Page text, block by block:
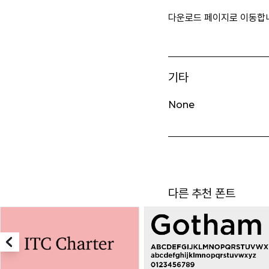
다운로드 페이지로 이동합
기타
None
다른 추천 폰트